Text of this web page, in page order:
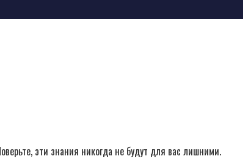
эти знания никогда не будут для вас лишними.